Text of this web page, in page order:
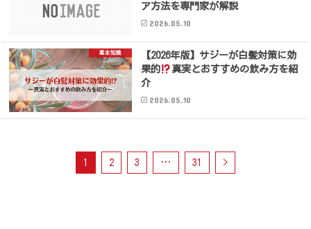
ア方法を専門家が解説
2026.05.10
基本知識
【2026年版】サジーが白髪対策に効
果的
真実とおすすめの飲み方を紹
介
2026.05.10
1 2 3 … 31 >